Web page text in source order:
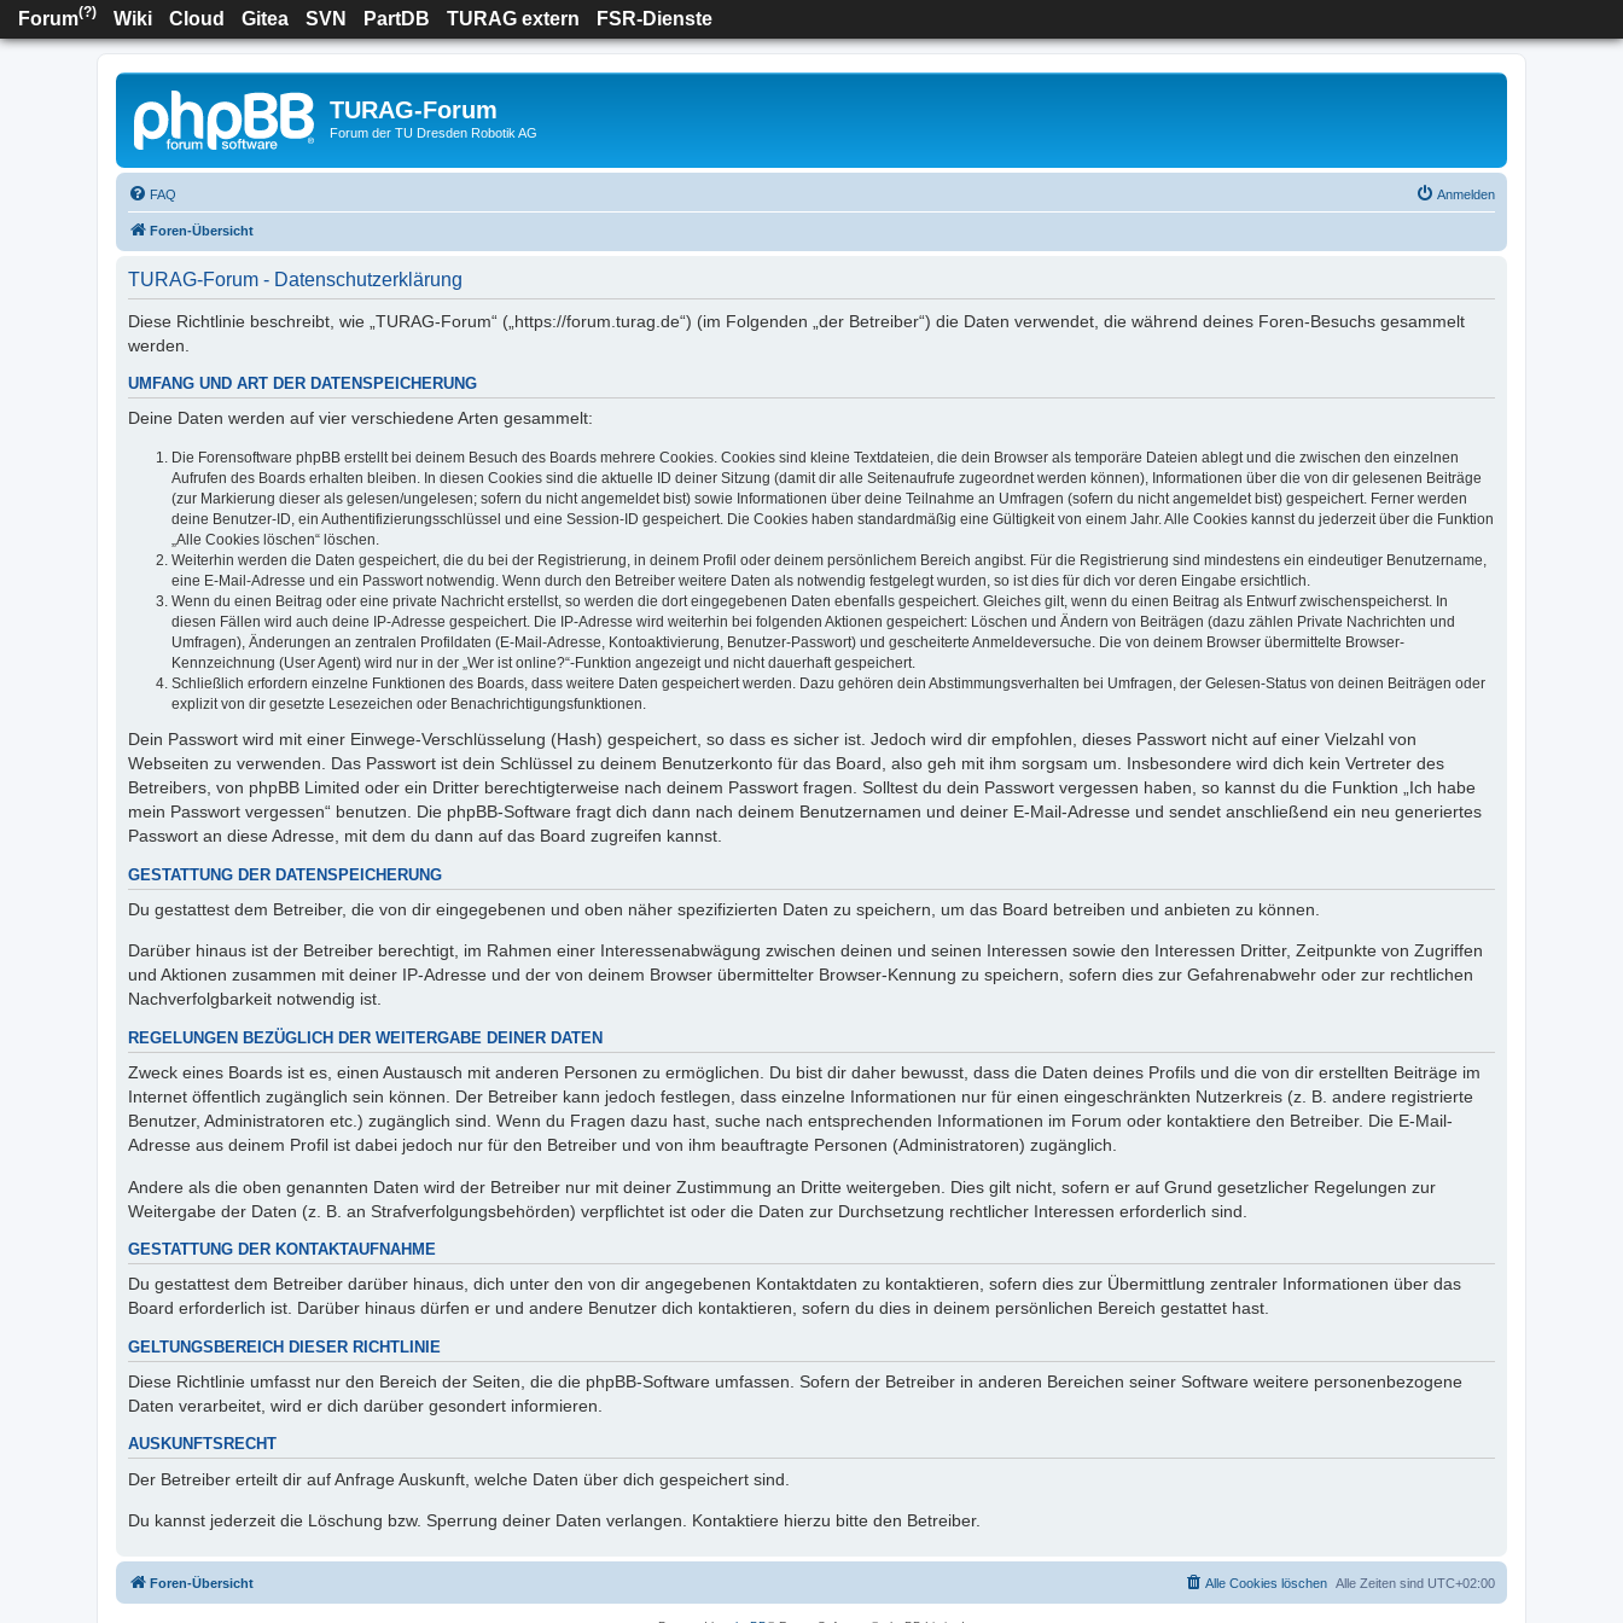
Forum(?) Wiki Cloud Gitea SVN PartDB TURAG extern FSR-Dienste
TURAG-Forum
Forum der TU Dresden Robotik AG
FAQ Anmelden
Foren-Übersicht
TURAG-Forum - Datenschutzerklärung
Diese Richtlinie beschreibt, wie „TURAG-Forum“ („https://forum.turag.de“) (im Folgenden „der Betreiber“) die Daten verwendet, die während deines Foren-Besuchs gesammelt
werden.
UMFANG UND ART DER DATENSPEICHERUNG
Deine Daten werden auf vier verschiedene Arten gesammelt:
Die Forensoftware phpBB erstellt bei deinem Besuch des Boards mehrere Cookies. Cookies sind kleine Textdateien, die dein Browser als temporäre Dateien ablegt und die zwischen den einzelnen
Aufrufen des Boards erhalten bleiben. In diesen Cookies sind die aktuelle ID deiner Sitzung (damit dir alle Seitenaufrufe zugeordnet werden können), Informationen über die von dir gelesenen Beiträge
(zur Markierung dieser als gelesen/ungelesen; sofern du nicht angemeldet bist) sowie Informationen über deine Teilnahme an Umfragen (sofern du nicht angemeldet bist) gespeichert. Ferner werden
deine Benutzer-ID, ein Authentifizierungsschlüssel und eine Session-ID gespeichert. Die Cookies haben standardmäßig eine Gültigkeit von einem Jahr. Alle Cookies kannst du jederzeit über die Funktion
„Alle Cookies löschen“ löschen.
Weiterhin werden die Daten gespeichert, die du bei der Registrierung, in deinem Profil oder deinem persönlichem Bereich angibst. Für die Registrierung sind mindestens ein eindeutiger Benutzername,
eine E-Mail-Adresse und ein Passwort notwendig. Wenn durch den Betreiber weitere Daten als notwendig festgelegt wurden, so ist dies für dich vor deren Eingabe ersichtlich.
Wenn du einen Beitrag oder eine private Nachricht erstellst, so werden die dort eingegebenen Daten ebenfalls gespeichert. Gleiches gilt, wenn du einen Beitrag als Entwurf zwischenspeicherst. In
diesen Fällen wird auch deine IP-Adresse gespeichert. Die IP-Adresse wird weiterhin bei folgenden Aktionen gespeichert: Löschen und Ändern von Beiträgen (dazu zählen Private Nachrichten und
Umfragen), Änderungen an zentralen Profildaten (E-Mail-Adresse, Kontoaktivierung, Benutzer-Passwort) und gescheiterte Anmeldeversuche. Die von deinem Browser übermittelte Browser-
Kennzeichnung (User Agent) wird nur in der „Wer ist online?“-Funktion angezeigt und nicht dauerhaft gespeichert.
Schließlich erfordern einzelne Funktionen des Boards, dass weitere Daten gespeichert werden. Dazu gehören dein Abstimmungsverhalten bei Umfragen, der Gelesen-Status von deinen Beiträgen oder
explizit von dir gesetzte Lesezeichen oder Benachrichtigungsfunktionen.
Dein Passwort wird mit einer Einwege-Verschlüsselung (Hash) gespeichert, so dass es sicher ist. Jedoch wird dir empfohlen, dieses Passwort nicht auf einer Vielzahl von
Webseiten zu verwenden. Das Passwort ist dein Schlüssel zu deinem Benutzerkonto für das Board, also geh mit ihm sorgsam um. Insbesondere wird dich kein Vertreter des
Betreibers, von phpBB Limited oder ein Dritter berechtigterweise nach deinem Passwort fragen. Solltest du dein Passwort vergessen haben, so kannst du die Funktion „Ich habe
mein Passwort vergessen“ benutzen. Die phpBB-Software fragt dich dann nach deinem Benutzernamen und deiner E-Mail-Adresse und sendet anschließend ein neu generiertes
Passwort an diese Adresse, mit dem du dann auf das Board zugreifen kannst.
GESTATTUNG DER DATENSPEICHERUNG
Du gestattest dem Betreiber, die von dir eingegebenen und oben näher spezifizierten Daten zu speichern, um das Board betreiben und anbieten zu können.
Darüber hinaus ist der Betreiber berechtigt, im Rahmen einer Interessenabwägung zwischen deinen und seinen Interessen sowie den Interessen Dritter, Zeitpunkte von Zugriffen
und Aktionen zusammen mit deiner IP-Adresse und der von deinem Browser übermittelter Browser-Kennung zu speichern, sofern dies zur Gefahrenabwehr oder zur rechtlichen
Nachverfolgbarkeit notwendig ist.
REGELUNGEN BEZÜGLICH DER WEITERGABE DEINER DATEN
Zweck eines Boards ist es, einen Austausch mit anderen Personen zu ermöglichen. Du bist dir daher bewusst, dass die Daten deines Profils und die von dir erstellten Beiträge im
Internet öffentlich zugänglich sein können. Der Betreiber kann jedoch festlegen, dass einzelne Informationen nur für einen eingeschränkten Nutzerkreis (z. B. andere registrierte
Benutzer, Administratoren etc.) zugänglich sind. Wenn du Fragen dazu hast, suche nach entsprechenden Informationen im Forum oder kontaktiere den Betreiber. Die E-Mail-
Adresse aus deinem Profil ist dabei jedoch nur für den Betreiber und von ihm beauftragte Personen (Administratoren) zugänglich.
Andere als die oben genannten Daten wird der Betreiber nur mit deiner Zustimmung an Dritte weitergeben. Dies gilt nicht, sofern er auf Grund gesetzlicher Regelungen zur
Weitergabe der Daten (z. B. an Strafverfolgungsbehörden) verpflichtet ist oder die Daten zur Durchsetzung rechtlicher Interessen erforderlich sind.
GESTATTUNG DER KONTAKTAUFNAHME
Du gestattest dem Betreiber darüber hinaus, dich unter den von dir angegebenen Kontaktdaten zu kontaktieren, sofern dies zur Übermittlung zentraler Informationen über das
Board erforderlich ist. Darüber hinaus dürfen er und andere Benutzer dich kontaktieren, sofern du dies in deinem persönlichen Bereich gestattet hast.
GELTUNGSBEREICH DIESER RICHTLINIE
Diese Richtlinie umfasst nur den Bereich der Seiten, die die phpBB-Software umfassen. Sofern der Betreiber in anderen Bereichen seiner Software weitere personenbezogene
Daten verarbeitet, wird er dich darüber gesondert informieren.
AUSKUNFTSRECHT
Der Betreiber erteilt dir auf Anfrage Auskunft, welche Daten über dich gespeichert sind.
Du kannst jederzeit die Löschung bzw. Sperrung deiner Daten verlangen. Kontaktiere hierzu bitte den Betreiber.
Foren-Übersicht Alle Zeiten sind UTC+02:00
Alle Cookies löschen